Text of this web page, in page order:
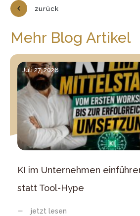
zurück
Mehr Blog Artikel
Juli 27, 2026
KI im Unternehmen
statt Tool-Hype
jetzt lesen